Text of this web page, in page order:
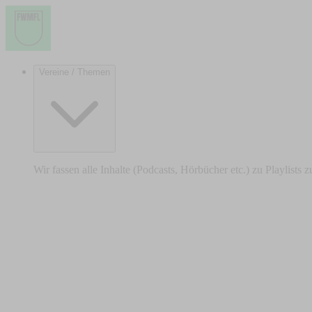
Vereine / Themen
Wir fassen alle Inhalte (Podcasts, Hörbücher etc.) zu Playlists